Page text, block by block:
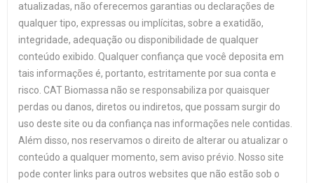
atualizadas, não oferecemos garantias ou declarações de
qualquer tipo, expressas ou implícitas, sobre a exatidão,
integridade, adequação ou disponibilidade de qualquer
conteúdo exibido. Qualquer confiança que você deposita em
tais informações é, portanto, estritamente por sua conta e
risco. CAT Biomassa não se responsabiliza por quaisquer
perdas ou danos, diretos ou indiretos, que possam surgir do
uso deste site ou da confiança nas informações nele contidas.
Além disso, nos reservamos o direito de alterar ou atualizar o
conteúdo a qualquer momento, sem aviso prévio. Nosso site
pode conter links para outros websites que não estão sob o